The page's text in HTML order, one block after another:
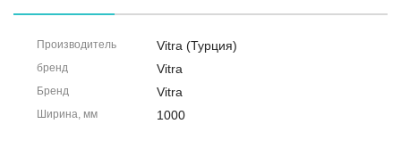
Производитель Vitra (Турция)
бренд Vitra
Бренд Vitra
Ширина, мм 1000